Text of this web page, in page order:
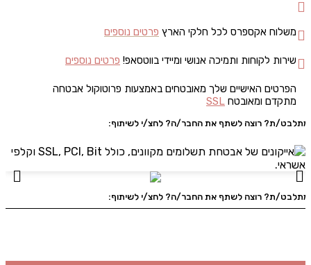
משלוח אקספרס לכל חלקי הארץ פרטים נוספים
שירות לקוחות ותמיכה אנושי ומיידי בווטסאפ! פרטים נוספים
הפרטים האישיים שלך מאובטחים באמצעות פרוטוקול אבטחה
מתקדם ומאובטח SSL
מתלבט/ת? רוצה לשתף את החבר/ה? לחצ/י לשיתוף:
מתלבט/ת? רוצה לשתף את החבר/ה? לחצ/י לשיתוף: